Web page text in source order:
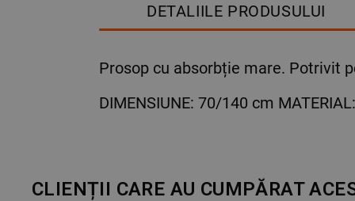
DETALIILE PRODUSULUI
Prosop cu absorbție mare. Potrivit
DIMENSIUNE: 70/140 cm
CLIENȚII CARE AU CUMPĂRAT